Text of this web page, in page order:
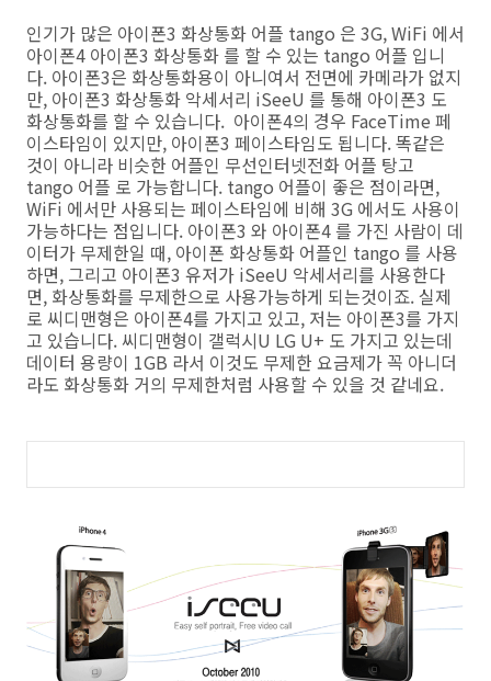
인기가 많은 아이폰3 화상통화 어플 tango 은 3G, WiFi 에서
아이폰4 아이폰3 화상통화 를 할 수 있는 tango 어플 입니
다. 아이폰3은 화상통화용이 아니여서 전면에 카메라가 없지
만, 아이폰3 화상통화 악세서리 iSeeU 를 통해 아이폰3 도
화상통화를 할 수 있습니다. 아이폰4의 경우 FaceTime 페
이스타임이 있지만, 아이폰3 페이스타임도 됩니다. 똑같은
것이 아니라 비슷한 어플인 무선인터넷전화 어플 탕고
tango 어플 로 가능합니다. tango 어플이 좋은 점이라면,
WiFi 에서만 사용되는 페이스타임에 비해 3G 에서도 사용이
가능하다는 점입니다. 아이폰3 와 아이폰4 를 가진 사람이 데
이터가 무제한일 때, 아이폰 화상통화 어플인 tango 를 사용
하면, 그리고 아이폰3 유저가 iSeeU 악세서리를 사용한다
면, 화상통화를 무제한으로 사용가능하게 되는것이죠. 실제
로 씨디맨형은 아이폰4를 가지고 있고, 저는 아이폰3를 가지
고 있습니다. 씨디맨형이 갤럭시U LG U+ 도 가지고 있는데
데이터 용량이 1GB 라서 이것도 무제한 요금제가 꼭 아니더
라도 화상통화 거의 무제한처럼 사용할 수 있을 것 같네요.